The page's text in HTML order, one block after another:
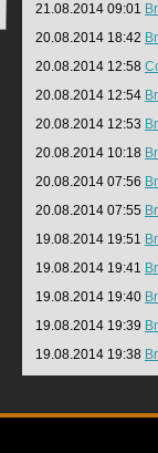
21.08.2014 09:01
20.08.2014 18:42
20.08.2014 12:58
20.08.2014 12:54
20.08.2014 12:53
20.08.2014 10:18
20.08.2014 07:56
20.08.2014 07:55
19.08.2014 19:51
19.08.2014 19:41
19.08.2014 19:40
19.08.2014 19:39
19.08.2014 19:38